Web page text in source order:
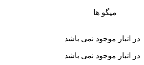
میگو ها
در انبار موجود نمی باشد
در انبار موجود نمی باشد